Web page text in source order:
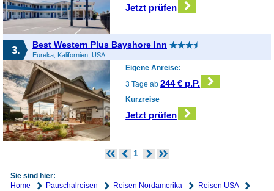
Jetzt prüfen
3. Best Western Plus Bayshore Inn
Eureka, Kalifornien, USA
Eigene Anreise:
3 Tage ab244 € p.P.
Kurzreise
Jetzt prüfen
1
Sie sind hier:
Home
Pauschalreisen Reisen Nordamerika
Reisen USA